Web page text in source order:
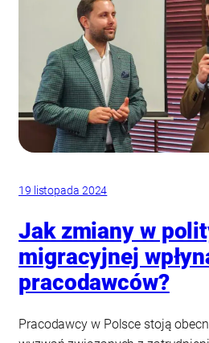
19 listopada 2024
Jak zmiany w
migracyjnej
pracodawców?
Pracodawcy w Polsce stoją